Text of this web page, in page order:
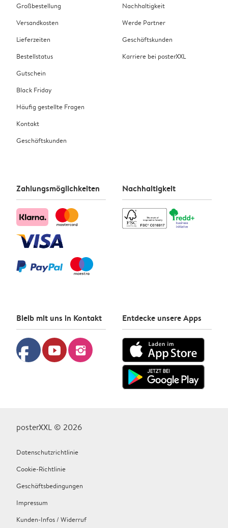
Großbestellung
Versandkosten
Lieferzeiten
Bestellstatus
Gutschein
Black Friday
Häufig gestellte Fragen
Kontakt
Geschäftskunden
Nachhaltigkeit
Werde Partner
Geschäftskunden
Karriere bei posterXXL
Zahlungsmöglichkeiten Nachhaltigkeit
Bleib mit uns in Kontakt
facebook youtube instagram
Entdecke unsere Apps
posterXXL © 2026
Datenschutzrichtlinie
Cookie-Richtlinie
Geschäftsbedingungen
Impressum
Kunden-Infos / Widerruf